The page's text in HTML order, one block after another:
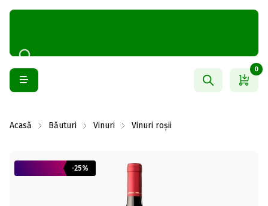
0
Acasă Băuturi Vinuri Vinuri roșii
-25%